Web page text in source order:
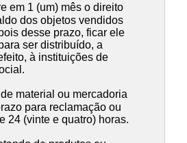
em 1 (um) mês o direito
dos objetos vendidos
desse prazo, ficar ele
ser distribuído, a
à instituições de
material ou mercadoria
para reclamação ou
24 (vinte e quatro) horas.